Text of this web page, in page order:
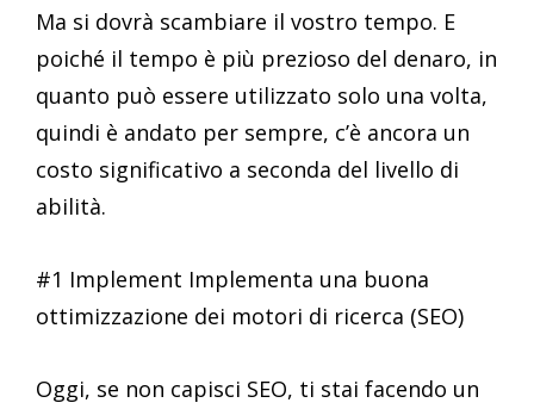
Ma si dovrà scambiare il vostro tempo. E
poiché il tempo è più prezioso del denaro, in
quanto può essere utilizzato solo una volta,
quindi è andato per sempre, c’è ancora un
costo significativo a seconda del livello di
abilità.
#1 Implement Implementa una buona
ottimizzazione dei motori di ricerca (SEO)
Oggi, se non capisci SEO, ti stai facendo un